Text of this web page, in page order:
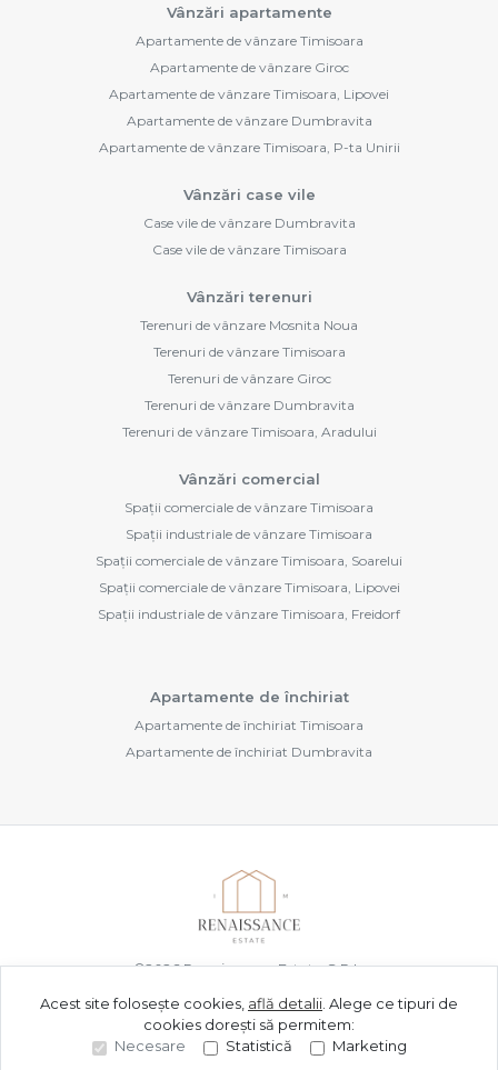
Vânzări apartamente
Apartamente de vânzare Timisoara
Apartamente de vânzare Giroc
Apartamente de vânzare Timisoara, Lipovei
Apartamente de vânzare Dumbravita
Apartamente de vânzare Timisoara, P-ta Unirii
Vânzări case vile
Case vile de vânzare Dumbravita
Case vile de vânzare Timisoara
Vânzări terenuri
Terenuri de vânzare Mosnita Noua
Terenuri de vânzare Timisoara
Terenuri de vânzare Giroc
Terenuri de vânzare Dumbravita
Terenuri de vânzare Timisoara, Aradului
Vânzări comercial
Spații comerciale de vânzare Timisoara
Spații industriale de vânzare Timisoara
Spații comerciale de vânzare Timisoara, Soarelui
Spații comerciale de vânzare Timisoara, Lipovei
Spații industriale de vânzare Timisoara, Freidorf
Apartamente de închiriat
Apartamente de închiriat Timisoara
Apartamente de închiriat Dumbravita
©2026Renaissance Estate S.R.L.
Site creat în
Acest site folosește cookies, află detalii Alege ce tipuri de
cookies dorești să permitem:
Necesare
Statistică Marketing